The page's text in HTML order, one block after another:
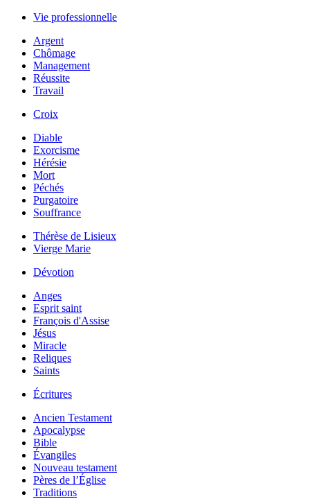
Vie professionnelle
Argent
Chômage
Management
Réussite
Travail
Croix
Diable
Exorcisme
Hérésie
Mort
Péchés
Purgatoire
Souffrance
Thérèse de Lisieux
Vierge Marie
Dévotion
Anges
Esprit saint
François d'Assise
Jésus
Miracle
Reliques
Saints
Écritures
Ancien Testament
Apocalypse
Bible
Évangiles
Nouveau testament
Pères de l’Église
Traditions